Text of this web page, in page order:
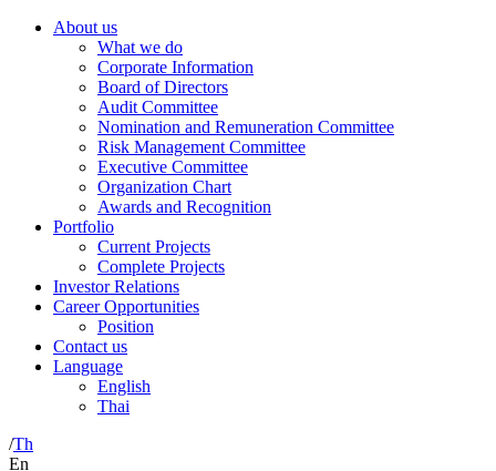
About us
What we do
Corporate Information
Board of Directors
Audit Committee
Nomination and Remuneration Committee
Risk Management Committee
Executive Committee
Organization Chart
Awards and Recognition
Portfolio
Current Projects
Complete Projects
Investor Relations
Career Opportunities
Position
Contact us
Language
English
Thai
Th
/
En